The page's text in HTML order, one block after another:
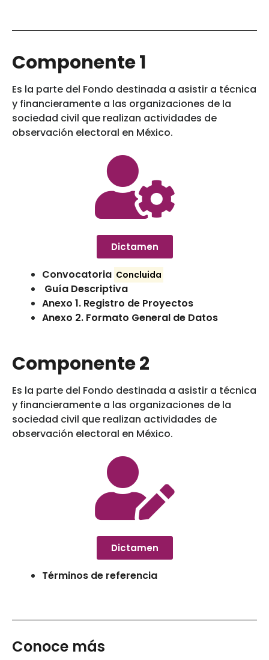
Componente 1
Es la parte del Fondo destinada a asistir a técnica
y financieramente a las organizaciones de la
sociedad civil que realizan actividades de
observación electoral en México.
Dictamen
Convocatoria Concluida
Guía Descriptiva
Anexo 1. Registro de Proyectos
Anexo 2. Formato General de Datos
Componente 2
Es la parte del Fondo destinada a asistir a técnica
y financieramente a las organizaciones de la
sociedad civil que realizan actividades de
observación electoral en México.
Dictamen
Términos de referencia
Conoce más